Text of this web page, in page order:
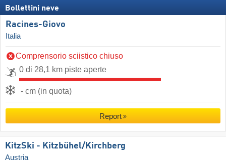
Bollettini neve
Racines-Giovo
Italia
Comprensorio sciistico chiuso
0 di 28,1 km piste aperte
- cm (in quota)
Report
KitzSki - Kitzbühel/​Kirchberg
Austria